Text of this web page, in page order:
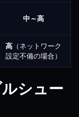
中～高
高（ネットワーク
設定不備の場合）
シュー